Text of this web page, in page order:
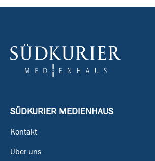
SÜDKURIER MEDIENHAUS
Kontakt
Über uns